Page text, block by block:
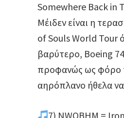
Somewhere Back in
Μέιδεν είναι η
of Souls World Tour
βαρύτερο, Boeing
προφανώς ως φόρο
αηρόπλανο ήθελα
7) NWOBHM =